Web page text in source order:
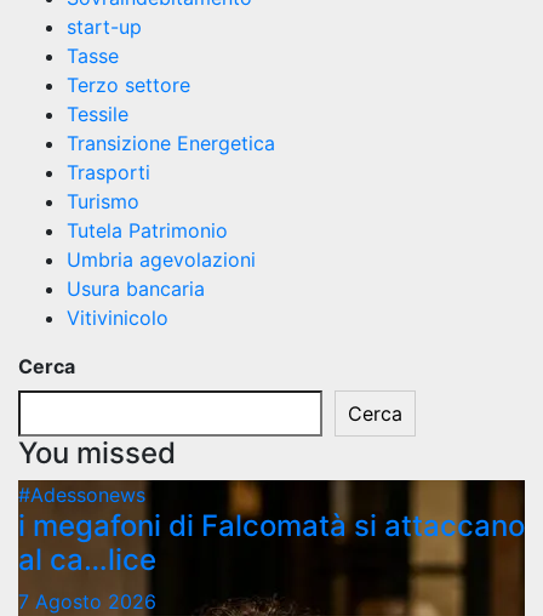
start-up
Tasse
Terzo settore
Tessile
Transizione Energetica
Trasporti
Turismo
Tutela Patrimonio
Umbria agevolazioni
Usura bancaria
Vitivinicolo
Cerca
Cerca
You missed
#Adessonews
i megafoni di Falcomatà si attaccano
al ca…lice
7 Agosto 2026